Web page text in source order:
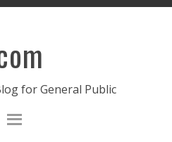
for General Public